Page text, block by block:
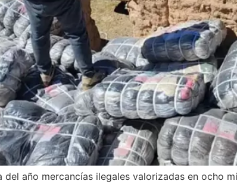
año mercancías ilegales valorizadas en ocho